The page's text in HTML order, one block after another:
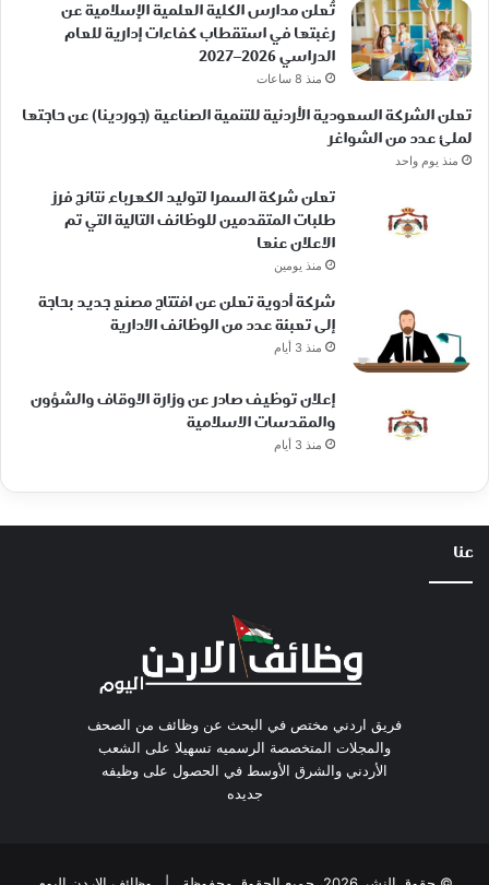
تُعلن مدارس الكلية العلمية الإسلامية عن
رغبتها في استقطاب كفاءات إدارية للعام
الدراسي 2026–2027
منذ 8 ساعات
تعلن الشركة السعودية الأردنية للتنمية الصناعية (جوردينا) عن حاجتها
لملئ عدد من الشواغر
منذ يوم واحد
تعلن شركة السمرا لتوليد الكهرباء نتائج فرز
طلبات المتقدمين للوظائف التالية التي تم
الاعلان عنها
منذ يومين
شركة أدوية تعلن عن افتتاح مصنع جديد بحاجة
إلى تعبئة عدد من الوظائف الادارية
منذ 3 أيام
إعلان توظيف صادر عن وزارة الاوقاف والشؤون
والمقدسات الاسلامية
منذ 3 أيام
عنا
فريق اردني مختص في البحث عن وظائف من الصحف
والمجلات المتخصصة الرسميه تسهيلا على الشعب
الأردني والشرق الأوسط في الحصول على وظيفه
جديده